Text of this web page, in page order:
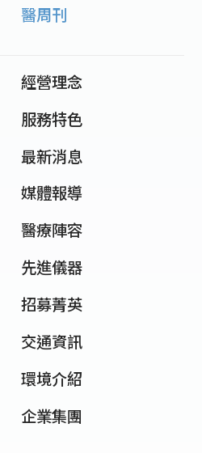
醫周刊
經營理念
服務特色
最新消息
媒體報導
醫療陣容
先進儀器
招募菁英
交通資訊
環境介紹
企業集團